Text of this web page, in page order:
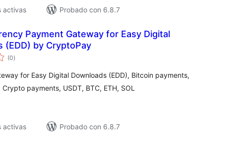
activas
Probado con 6.8.7
Payment Gateway for Easy Digital
(EDD) by CryptoPay
(0valoracións
totais
)
for Easy Digital Downloads (EDD), Bitcoin payments,
payments, USDT, BTC, ETH, SOL
activas
Probado con 6.8.7